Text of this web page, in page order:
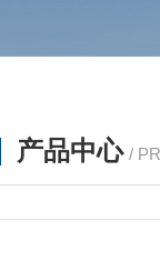
产品中心 /